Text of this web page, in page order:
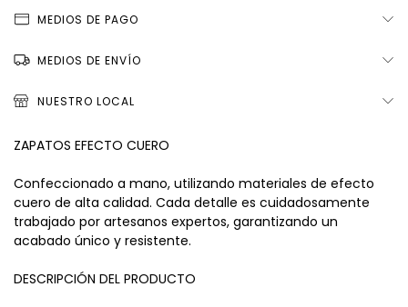
MEDIOS DE PAGO
MEDIOS DE ENVÍO
NUESTRO LOCAL
ZAPATOS EFECTO CUERO
Confeccionado a mano, utilizando materiales de efecto
cuero de alta calidad. Cada detalle es cuidadosamente
trabajado por artesanos expertos, garantizando un
acabado único y resistente.
DESCRIPCIÓN DEL PRODUCTO